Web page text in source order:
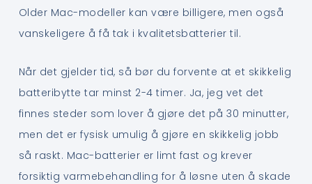
Older Mac-modeller kan være billigere, men også
vanskeligere å få tak i kvalitetsbatterier til.
Når det gjelder tid, så bør du forvente at et skikkelig
batteribytte tar minst 2-4 timer. Ja, jeg vet det
finnes steder som lover å gjøre det på 30 minutter,
men det er fysisk umulig å gjøre en skikkelig jobb
så raskt. Mac-batterier er limt fast og krever
forsiktig varmebehandling for å løsne uten å skade